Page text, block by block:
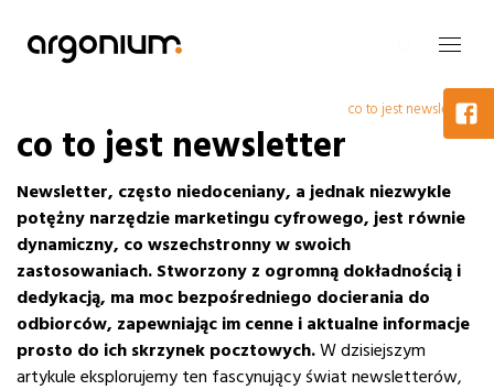
co to jest newsletter
co to jest newsletter
Newsletter, często niedoceniany, a jednak niezwykle
potężny narzędzie marketingu cyfrowego, jest równie
dynamiczny, co wszechstronny w swoich
zastosowaniach. Stworzony z ogromną dokładnością i
dedykacją, ma moc bezpośredniego docierania do
odbiorców, zapewniając im cenne i aktualne informacje
prosto do ich skrzynek pocztowych.W dzisiejszym
artykule eksplorujemy ten fascynujący świat newsletterów,